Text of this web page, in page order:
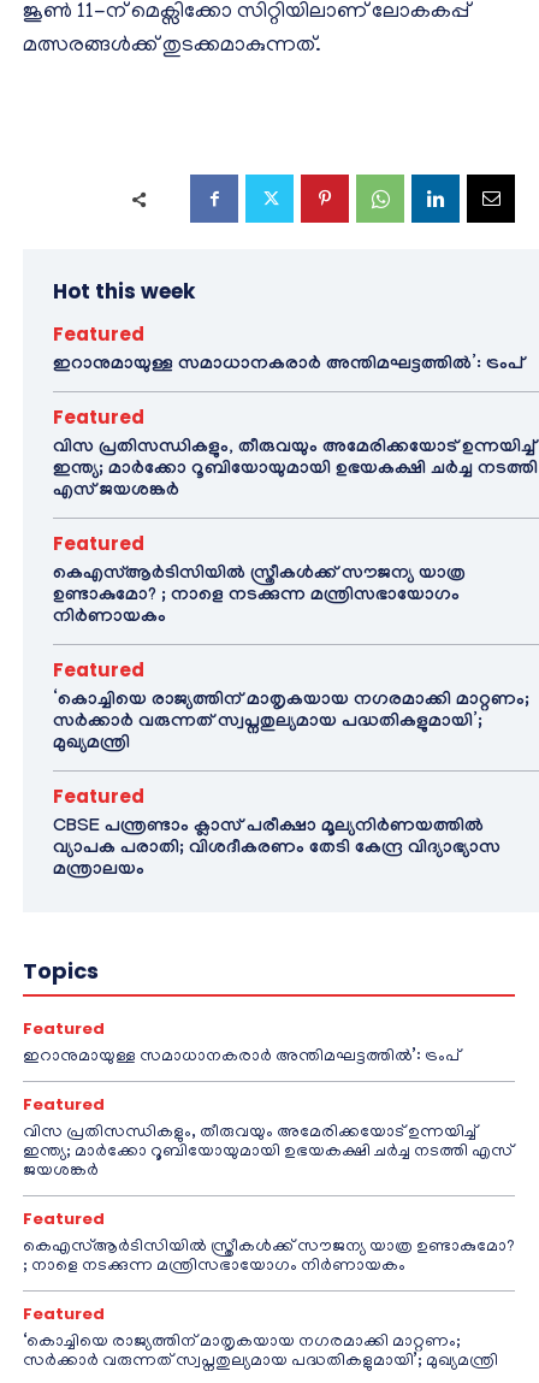
ജൂൺ 11-ന് മെക്സിക്കോ സിറ്റിയിലാണ് ലോകകപ്പ്
മത്സരങ്ങൾക്ക് തുടക്കമാകുന്നത്.
Hot this week
Featured
ഇറാനുമായുള്ള സമാധാനകരാർ അന്തിമഘട്ടത്തിൽ‌’: ട്രംപ്
Featured
വിസ പ്രതിസന്ധികളും, തീരുവയും അമേരിക്കയോട് ഉന്നയിച്ച്
ഇന്ത്യ; മാർക്കോ റൂബിയോയുമായി ഉഭയകക്ഷി ചർച്ച നടത്തി
എസ് ജയശങ്കർ
Featured
കെഎസ്ആർടിസിയിൽ സ്ത്രീകൾക്ക് സൗജന്യ യാത്ര
ഉണ്ടാകുമോ? ; നാളെ നടക്കുന്ന മന്ത്രിസഭായോഗം
നിർണായകം
Featured
‘കൊച്ചിയെ രാജ്യത്തിന് മാതൃകയായ നഗരമാക്കി മാറ്റണം;
സർക്കാർ വരുന്നത് സ്വപ്നതുല്യമായ പദ്ധതികളുമായി’;
മുഖ്യമന്ത്രി
Featured
CBSE പന്ത്രണ്ടാം ക്ലാസ് പരീക്ഷാ മൂല്യനിർണയത്തിൽ
വ്യാപക പരാതി; വിശദീകരണം തേടി കേന്ദ്ര വിദ്യാഭ്യാസ
മന്ത്രാലയം
Topics
Featured
ഇറാനുമായുള്ള സമാധാനകരാർ അന്തിമഘട്ടത്തിൽ‌’: ട്രംപ്
Featured
വിസ പ്രതിസന്ധികളും, തീരുവയും അമേരിക്കയോട് ഉന്നയിച്ച്
ഇന്ത്യ; മാർക്കോ റൂബിയോയുമായി ഉഭയകക്ഷി ചർച്ച നടത്തി എസ്
ജയശങ്കർ
Featured
കെഎസ്ആർടിസിയിൽ സ്ത്രീകൾക്ക് സൗജന്യ യാത്ര ഉണ്ടാകുമോ?
; നാളെ നടക്കുന്ന മന്ത്രിസഭായോഗം നിർണായകം
Featured
‘കൊച്ചിയെ രാജ്യത്തിന് മാതൃകയായ നഗരമാക്കി മാറ്റണം;
സർക്കാർ വരുന്നത് സ്വപ്നതുല്യമായ പദ്ധതികളുമായി’; മുഖ്യമന്ത്രി